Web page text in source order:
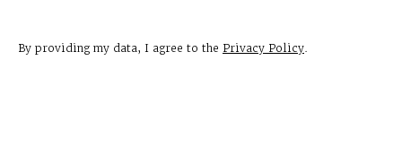
By providing my data, I agree to the Privacy Policy.